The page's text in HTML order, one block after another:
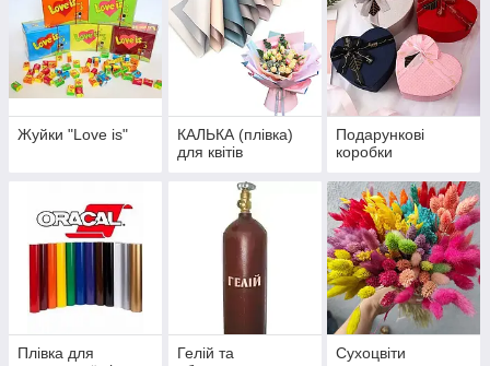
Жуйки "Love is"
КАЛЬКА (плівка)
для квітів
Подарункові
коробки
Плівка для
Гелій та
Сухоцвіти